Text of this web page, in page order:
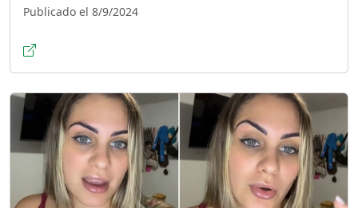
Publicado el 8/9/2024